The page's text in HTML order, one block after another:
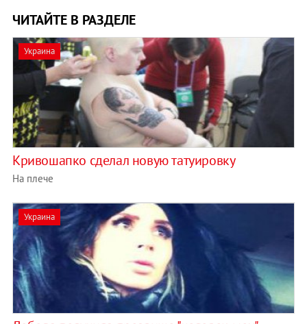
ЧИТАЙТЕ В РАЗДЕЛЕ
Украина
Кривошапко сделал новую татуировку
На плече
Украина